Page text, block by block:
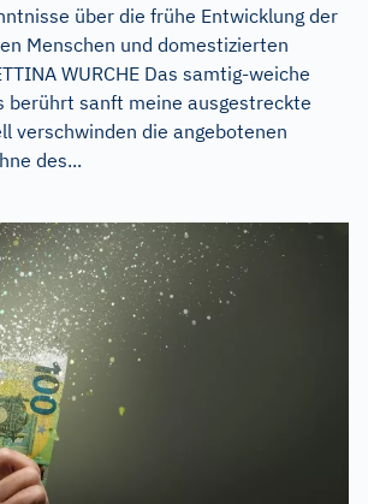
über die frühe Entwicklung der
Menschen und domestizierten
WURCHE Das samtig-weiche
berührt sanft meine ausgestreckte
verschwinden die angebotenen
des...